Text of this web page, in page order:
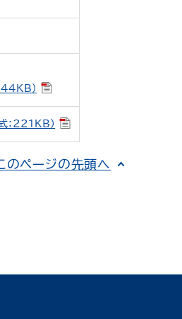
）
：221KB）
のページの先頭へ